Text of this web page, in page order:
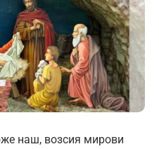
наш, возсия мирови